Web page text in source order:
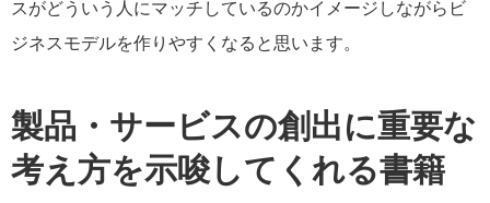
スがどういう人にマッチしているのかイメージしながらビ
ジネスモデルを作りやすくなると思います。
製品・サービスの創出に重要な
考え方を示唆してくれる書籍